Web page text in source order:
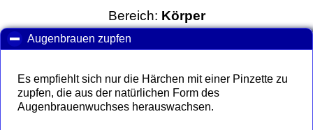
Bereich: Körper
Augenbrauen zupfen
Es empfiehlt sich nur die Härchen mit einer Pinzette zu
zupfen, die aus der natürlichen Form des
Augenbrauenwuchses herauswachsen.